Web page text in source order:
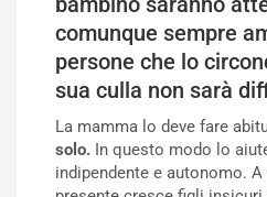
comunque sempre
persone che lo
sua culla non sarà
La mamma lo deve fare
solo. In questo modo lo
indipendente e autonomo.